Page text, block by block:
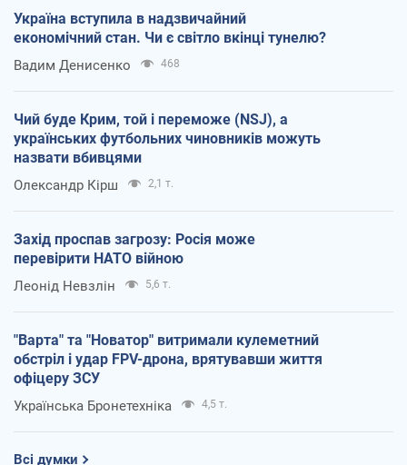
Україна вступила в надзвичайний
економічний стан. Чи є світло вкінці тунелю?
Вадим Денисенко 468
Чий буде Крим, той і переможе (NSJ), а
українських футбольних чиновників можуть
назвати вбивцями
Олександр Кірш 2,1 т.
Захід проспав загрозу: Росія може
перевірити НАТО війною
Леонід Невзлін 5,6 т.
"Варта" та "Новатор" витримали кулеметний
обстріл і удар FPV-дрона, врятувавши життя
офіцеру ЗСУ
Українська Бронетехніка 4,5 т.
Всі думки